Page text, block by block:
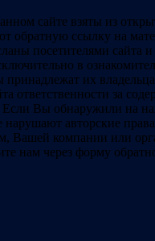
сайте взяты из
обратную ссылку на
посетителями сайта и
в
принадлежат их
ответственности за
Если Вы обнаружили на
нарушают авторские
Вашей компании или
нам через форму